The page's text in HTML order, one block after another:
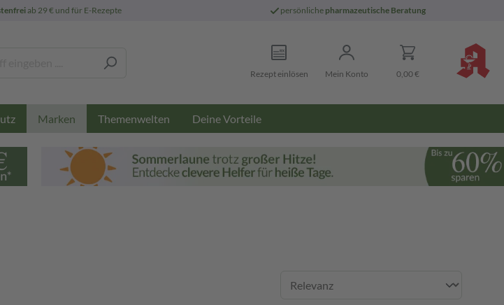
ab 29 € und für E-Rezepte persönliche pharmazeutische Beratung
Rezept einlösen Mein Konto 0,00 €
Marken Themenwelten Deine Vorteile